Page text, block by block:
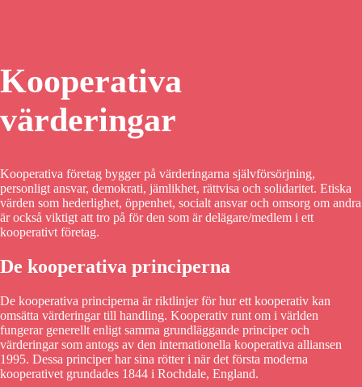
Kooperativa
värderingar
Kooperativa företag bygger på värderingarna självförsörjning,
personligt ansvar, demokrati, jämlikhet, rättvisa och solidaritet. Etiska
värden som hederlighet, öppenhet, socialt ansvar och omsorg om andra
är också viktigt att tro på för den som är delägare/medlem i ett
kooperativt företag.
De kooperativa principerna
De kooperativa principerna är riktlinjer för hur ett kooperativ kan
omsätta värderingar till handling. Kooperativ runt om i världen
fungerar generellt enligt samma grundläggande principer och
värderingar som antogs av den internationella kooperativa alliansen
1995. Dessa principer har sina rötter i när det första moderna
kooperativet grundades 1844 i Rochdale, England.